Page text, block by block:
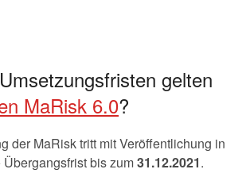
gelten
MaRisk 6.0?
der MaRisk tritt mit Veröffentlichung in
bis zum31.12.2021.